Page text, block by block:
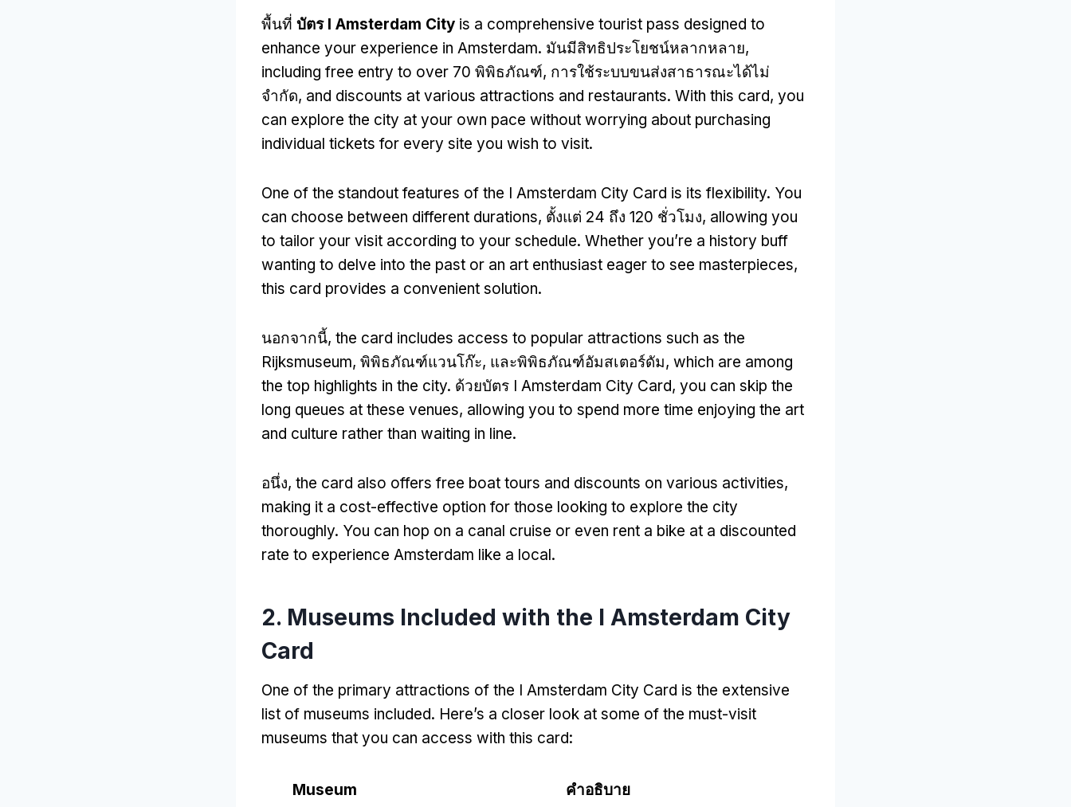
พื้นที่ บัตร I Amsterdam City is a comprehensive tourist pass designed to
enhance your experience in Amsterdam. มันมีสิทธิประโยชน์หลากหลาย,
including free entry to over 70 พิพิธภัณฑ์, การใช้ระบบขนส่งสาธารณะได้ไม่
จำกัด, and discounts at various attractions and restaurants. With this card, you
can explore the city at your own pace without worrying about purchasing
individual tickets for every site you wish to visit.
One of the standout features of the I Amsterdam City Card is its flexibility. You
can choose between different durations, ตั้งแต่ 24 ถึง 120 ชั่วโมง, allowing you
to tailor your visit according to your schedule. Whether you’re a history buff
wanting to delve into the past or an art enthusiast eager to see masterpieces,
this card provides a convenient solution.
นอกจากนี้, the card includes access to popular attractions such as the
Rijksmuseum, พิพิธภัณฑ์แวนโก๊ะ, และพิพิธภัณฑ์อัมสเตอร์ดัม, which are among
the top highlights in the city. ด้วยบัตร I Amsterdam City Card, you can skip the
long queues at these venues, allowing you to spend more time enjoying the art
and culture rather than waiting in line.
อนึ่ง, the card also offers free boat tours and discounts on various activities,
making it a cost-effective option for those looking to explore the city
thoroughly. You can hop on a canal cruise or even rent a bike at a discounted
rate to experience Amsterdam like a local.
2. Museums Included with the I Amsterdam City
Card
One of the primary attractions of the I Amsterdam City Card is the extensive
list of museums included. Here’s a closer look at some of the must-visit
museums that you can access with this card:
Museum คำอธิบาย